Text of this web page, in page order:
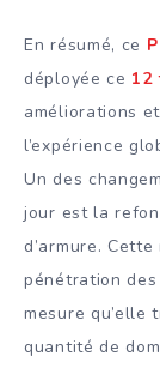
En résumé, ce
déployée ce 12
améliorations
l’expérience
Un des
jour est la
d’armure.
pénétration
mesure qu’elle
quantité de